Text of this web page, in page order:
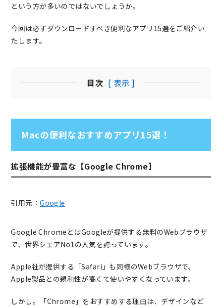
という方が多いのではないでしょうか。
今回は必ずダウンロードすべき便利なアプリ15選をご紹介い
たします。
目次 [ 表示 ]
Macの便利なおすすめアプリ15選！
拡張機能が豊富な【Google Chrome】
引用元：Google
Google ChromeとはGoogleが提供する無料のWebブラウザ
で、世界シェアNo1の人気を誇っています。
Apple社が提供する「Safari」も同様のWebブラウザで、
Apple製品との親和性が高くて使いやすくなっています。
しかし。「Chrome」をおすすめする理由は、デザインなど